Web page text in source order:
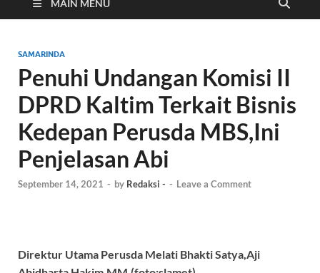
Cyber
MAIN MENU
SAMARINDA
Penuhi Undangan Komisi II
DPRD Kaltim Terkait Bisnis
Kedepan Perusda MBS,Ini
Penjelasan Abi
September 14, 2021 - by Redaksi - - Leave a Comment
Direktur Utama Perusda Melati Bhakti Satya,Aji